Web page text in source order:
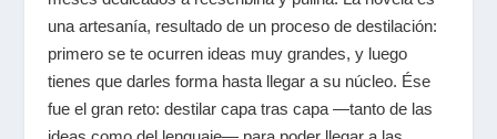
una artesanía, resultado de un proceso de destilación:
primero se te ocurren ideas muy grandes, y luego
tienes que darles forma hasta llegar a su núcleo. Ése
fue el gran reto: destilar capa tras capa —tanto de las